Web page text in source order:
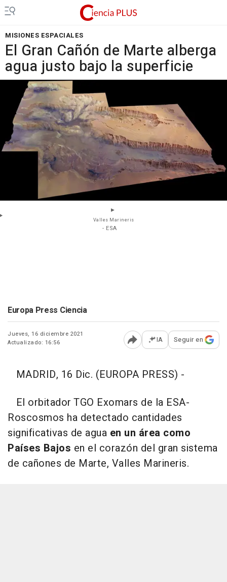
MISIONES ESPACIALES
El Gran Cañón de Marte alberga
agua justo bajo la superficie
Valles Marineris
- ESA
Europa Press Ciencia
Jueves, 16 diciembre 2021
Actualizado: 16:56
Abrir opciones para
IA Seguir en
MADRID, 16 Dic. (EUROPA PRESS) -
El orbitador TGO Exomars de la ESA-
Roscosmos ha detectado cantidades
significativas de agua en un área como
Países Bajos en el corazón del gran sistema
de cañones de Marte, Valles Marineris.